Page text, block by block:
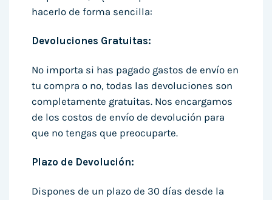
hacerlo de forma sencilla:
Devoluciones Gratuitas:
No importa si has pagado gastos de envío en
tu compra o no, todas las devoluciones son
completamente gratuitas. Nos encargamos
de los costos de envío de devolución para
que no tengas que preocuparte.
Plazo de Devolución:
Dispones de un plazo de 30 días desde la